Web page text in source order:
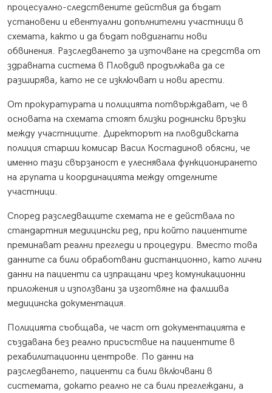
процесуално-следствените действия да бъдат
установени и евентуални допълнителни участници в
схемата, както и да бъдат повдигнати нови
обвинения. Разследването за източване на средства от
здравната система в Пловдив продължава да се
разширява, като не се изключват и нови арести.
От прокуратурата и полицията потвърждават, че в
основата на схемата стоят близки роднински връзки
между участниците. Директорът на пловдивската
полиция старши комисар Васил Костадинов обясни, че
именно тази свързаност е улеснявала функционирането
на групата и координацията между отделните
участници.
Според разследващите схемата не е действала по
стандартния медицински ред, при който пациентите
преминават реални прегледи и процедури. Вместо това
данните са били обработвани дистанционно, като лични
данни на пациенти са изпращани чрез комуникационни
приложения и използвани за изготвяне на фалшива
медицинска документация.
Полицията съобщава, че част от документацията е
създавана без реално присъствие на пациентите в
рехабилитационни центрове. По данни на
разследването, пациенти са били включвани в
системата, докато реално не са били преглеждани, а